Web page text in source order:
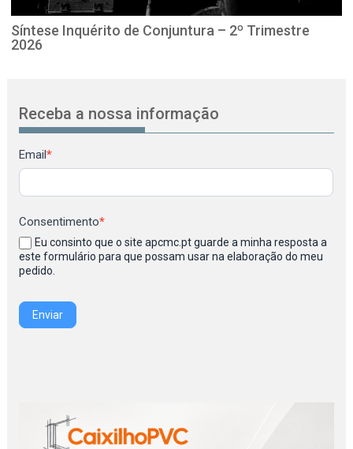
Síntese Inquérito de Conjuntura – 2º Trimestre
2026
Receba a nossa informação
Newsletter
Email*
Consentimento*
Eu consinto que o site apcmc.pt guarde a minha resposta a
este formulário para que possam usar na elaboração do meu
pedido.
Enviar